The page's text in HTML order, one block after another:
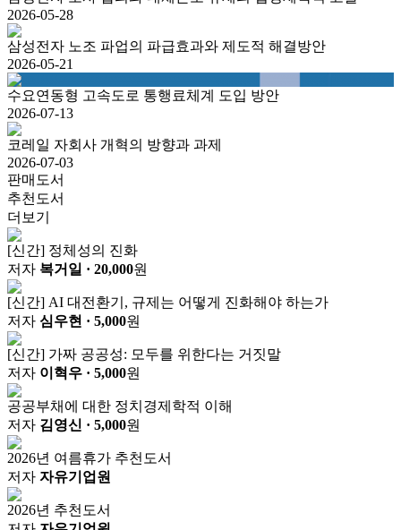
2026-05-28
삼성전자 노조 파업의 파급효과와 제도적 해결방안
2026-05-21
수요연동형 고속도로 통행료체계 도입 방안
2026-07-13
코레일 자회사 개혁의 방향과 과제
2026-07-03
판매도서
추천도서
더보기
[신간] 정체성의 진화
저자 복거일 · 20,000원
[신간] AI 대전환기, 규제는 어떻게 진화해야 하는가
저자 심우현 · 5,000원
[신간] 가짜 공공성: 모두를 위한다는 거짓말
저자 이혁우 · 5,000원
공공부채에 대한 정치경제학적 이해
저자 김영신 · 5,000원
2026년 여름휴가 추천도서
저자 자유기업원
2026년 추천도서